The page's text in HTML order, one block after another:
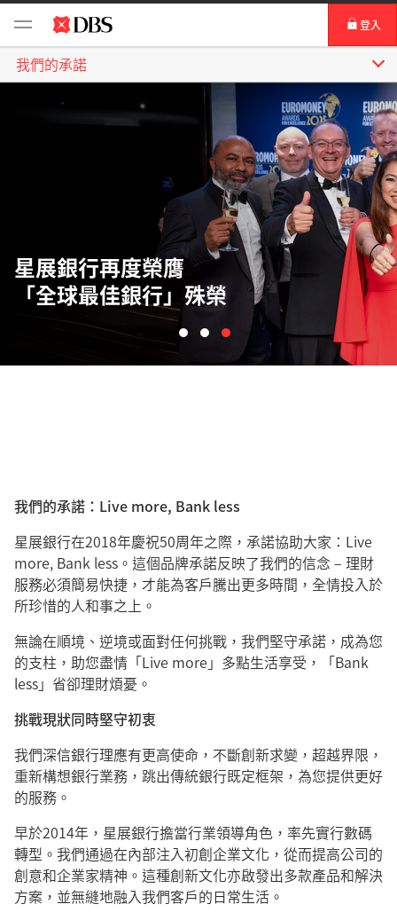
登⼊
DBS iBanking
網上理財
星展唯高達
IDEALTM
星展銀行再度榮膺
「全球最佳銀行」殊榮
我們的承諾
我們的承諾：Live more, Bank less
星展銀行在2018年慶祝50周年之際，承諾協助大家：Live
more, Bank less。這個品牌承諾反映了我們的信念 – 理財
服務必須簡易快捷，才能為客戶騰出更多時間，全情投入於
所珍惜的人和事之上。
無論在順境、逆境或面對任何挑戰，我們堅守承諾，成為您
的支柱，助您盡情「Live more」多點生活享受，「Bank
less」省卻理財煩憂。
挑戰現狀同時堅守初衷
我們深信銀行理應有更高使命，不斷創新求變，超越界限，
重新構想銀行業務，跳出傳統銀行既定框架，為您提供更好
的服務。
早於2014年，星展銀行擔當行業領導角色，率先實行數碼
轉型。我們通過在內部注入初創企業文化，從而提高公司的
創意和企業家精神。這種創新文化亦啟發出多款產品和解決
方案，並無縫地融入我們客戶的日常生活。